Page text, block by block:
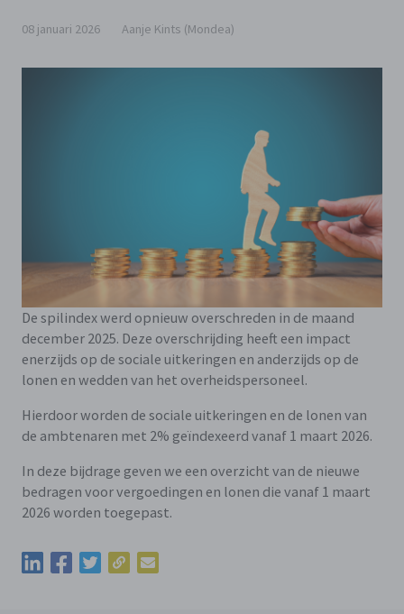
08 januari 2026 Aanje Kints (Mondea)
De spilindex werd opnieuw overschreden in de maand
december 2025. Deze overschrijding heeft een impact
enerzijds op de sociale uitkeringen en anderzijds op de
lonen en wedden van het overheidspersoneel.
Hierdoor worden de sociale uitkeringen en de lonen van
de ambtenaren met 2% geïndexeerd vanaf 1 maart 2026.
In deze bijdrage geven we een overzicht van de nieuwe
bedragen voor vergoedingen en lonen die vanaf 1 maart
2026 worden toegepast.
Deel deze update via LinkedIn
Deel deze update via Facebook
Deel deze update via Twitter
Kopieer de permalink van deze update
Deel deze update via e-mail